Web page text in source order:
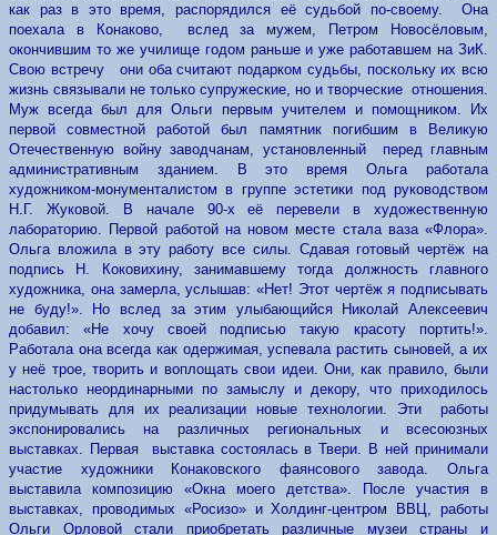
как раз в это время, распорядился её судьбой по-своему. Она
поехала в Конаково, вслед за мужем, Петром Новосёловым,
окончившим то же училище годом раньше и уже работавшем на ЗиК.
Свою встречу они оба считают подарком судьбы, поскольку их всю
жизнь связывали не только супружеские, но и творческие отношения.
Муж всегда был для Ольги первым учителем и помощником. Их
первой совместной работой был памятник погибшим в Великую
Отечественную войну заводчанам, установленный перед главным
административным зданием. В это время Ольга работала
художником-монументалистом в группе эстетики под руководством
Н.Г. Жуковой. В начале 90-х её перевели в художественную
лабораторию. Первой работой на новом месте стала ваза «Флора».
Ольга вложила в эту работу все силы. Сдавая готовый чертёж на
подпись Н. Коковихину, занимавшему тогда должность главного
художника, она замерла, услышав: «Нет! Этот чертёж я подписывать
не буду!». Но вслед за этим улыбающийся Николай Алексеевич
добавил: «Не хочу своей подписью такую красоту портить!».
Работала она всегда как одержимая, успевала растить сыновей, а их
у неё трое, творить и воплощать свои идеи. Они, как правило, были
настолько неординарными по замыслу и декору, что приходилось
придумывать для их реализации новые технологии. Эти работы
экспонировались на различных региональных и всесоюзных
выставках. Первая выставка состоялась в Твери. В ней принимали
участие художники Конаковского фаянсового завода. Ольга
выставила композицию «Окна моего детства». После участия в
выставках, проводимых «Росизо» и Холдинг-центром ВВЦ, работы
Ольги Орловой стали приобретать различные музеи страны и